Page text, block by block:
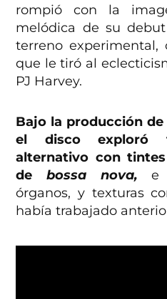
rompió con la
melódica de su
terreno experimental,
que le tiró al
PJ Harvey.
Bajo la producción de
el disco exploró
alternativo con
debossa nova,e
órganos, y texturas
había trabajado